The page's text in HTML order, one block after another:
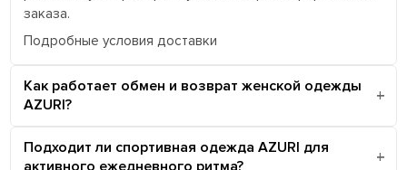
заказа.
Подробные условия доставки
Как работает обмен и возврат женской одежды
AZURI?
Подходит ли спортивная одежда AZURI для
активного ежедневного ритма?